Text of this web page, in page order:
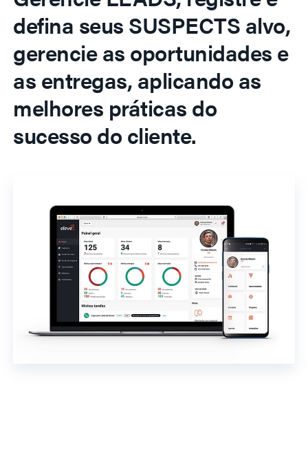
defina seus SUSPECTS alvo,
gerencie as oportunidades e
as entregas, aplicando as
melhores práticas do
sucesso do cliente.